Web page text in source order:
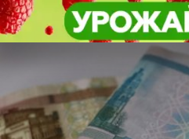
Должников
защитить
Общество Должников
защитить
Общество
Другие
теме
Погода и
валют в